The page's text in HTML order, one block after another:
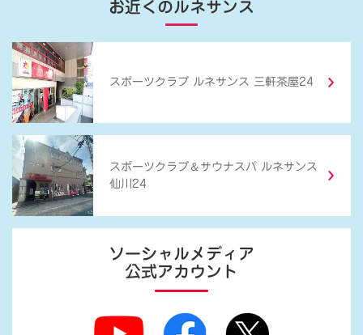
お近くのルネサンス
スポーツクラブ ルネサンス 三軒茶屋24
スポーツクラブ ＆ サウナスパ ルネサンス
仙川24
ソーシャルメディア
公式アカウント